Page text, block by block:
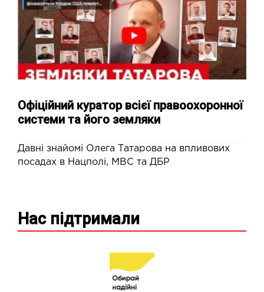
Офіційний куратор всієї правоохоронної
системи та його земляки
Давні знайомі Олега Татарова на впливових
посадах в Нацполі, МВС та ДБР
Нас підтримали